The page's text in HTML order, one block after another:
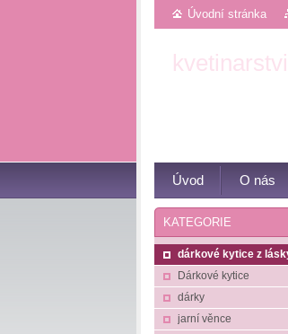
Úvodní stránka
Úvod O nás
KATEGORIE
dárkové kytice z
Dárkové kytice
dárky
jarní věnce